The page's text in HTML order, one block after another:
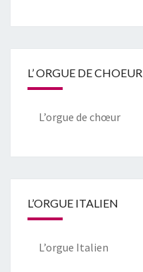
L’ ORGUE DE CHOEUR
L’orgue de chœur
L’ORGUE ITALIEN
L’orgue Italien